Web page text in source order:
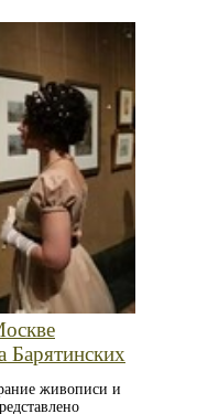
Барятинских
живописи и